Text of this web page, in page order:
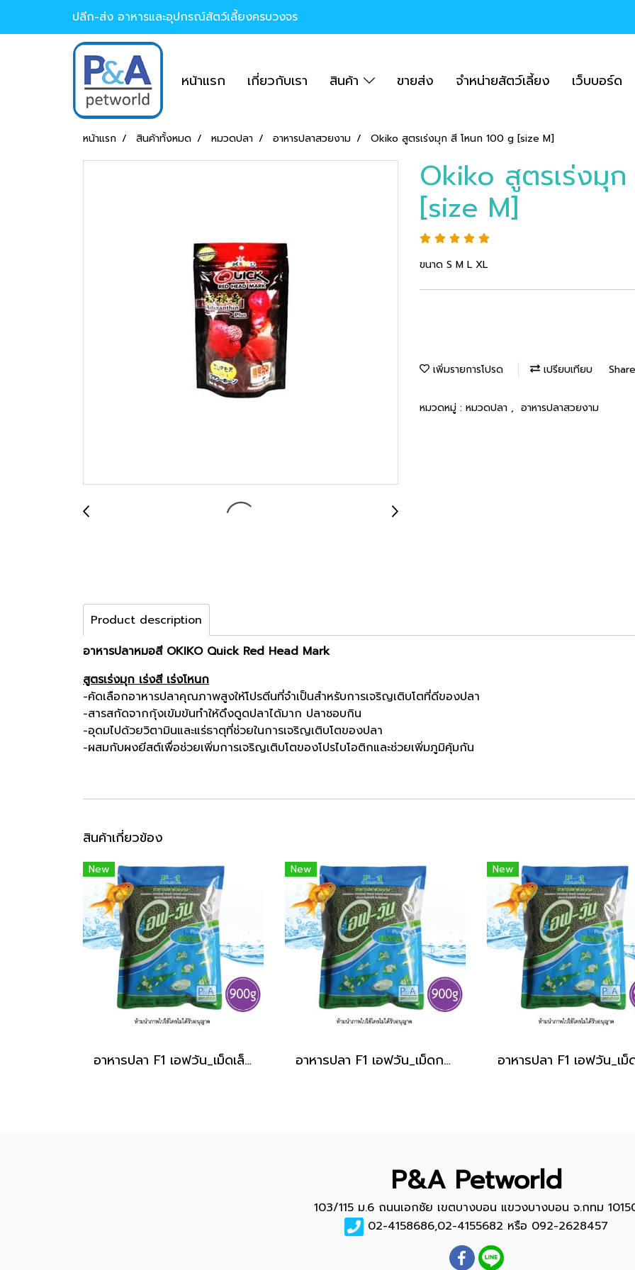
ปลีก-ส่ง อาหารและอุปกรณ์สัตว์เลี้ยงครบวงจร
หน้าแรก เกี่ยวกับเรา สินค้า ขายส่ง จำหน่ายสัตว์เลี้ยง เว็บบอร์ด
หน้าแรก สินค้าทั้งหมด หมวดปลา อาหารปลาสวยงาม Okiko สูตรเร่งมุก สี โหนก 100 g [size M]
Okiko สูตรเร่งมุ
[size M]
ขนาด S M L XL
เพิ่มรายการโปรด เปรียบเทียบ Share
หมวดหมู่ : หมวดปลา , อาหารปลาสวยงาม
Product description
อาหารปลาหมอสี OKIKO Quick Red Head Mark
สูตรเร่งมุก เร่งสี เร่งโหนก
-คัดเลือกอาหารปลาคุณภาพสูงให้โปรตีนที่จำเป็นสำหรับการเจริญเติบโตที่ดีของปลา
-สารสกัดจากกุ้งเข้มข้นทำให้ดึงดูดปลาได้มาก ปลาชอบกิน
-อุดมไปด้วยวิตามินและแร่ธาตุที่ช่วยในการเจริญเติบโตของปลา
-ผสมกับผงยีสต์เพื่อช่วยเพิ่มการเจริญเติบโตของโปรไบโอติกและช่วยเพิ่มภูมิคุ้มกัน
สินค้าเกี่ยวข้อง
New
อาหารปลา F1 เอฟวัน_เม็ดเล็ก / สีเขียว [900g]
New
อาหารปลา F1 เอฟวัน_เม็ดกลาง / สีเขียว [900g]
New
P&A Petworld
103/115 ม.6 ถนนเอกชัย เขตบางบอน แขวงบางบอน จ.กทม
02-4158686,02-4155682 หรือ 092-2628457